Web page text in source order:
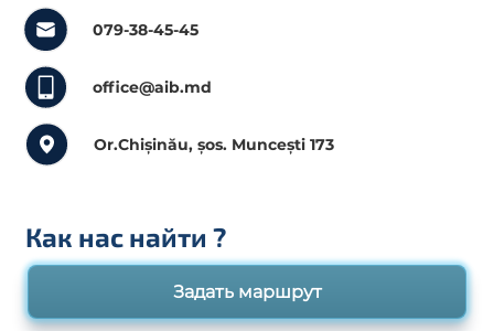
079-38-45-45
office@aib.md
Or.Chișinău, șos. Muncești 173
Как нас найти ?
Задать маршрут